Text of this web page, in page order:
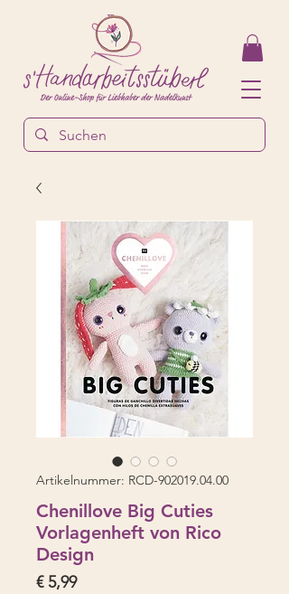
Artikelnummer: RCD-902019.04.00
Chenillove Big Cuties
Vorlagenheft von Rico
Design
€ 5,99Preis